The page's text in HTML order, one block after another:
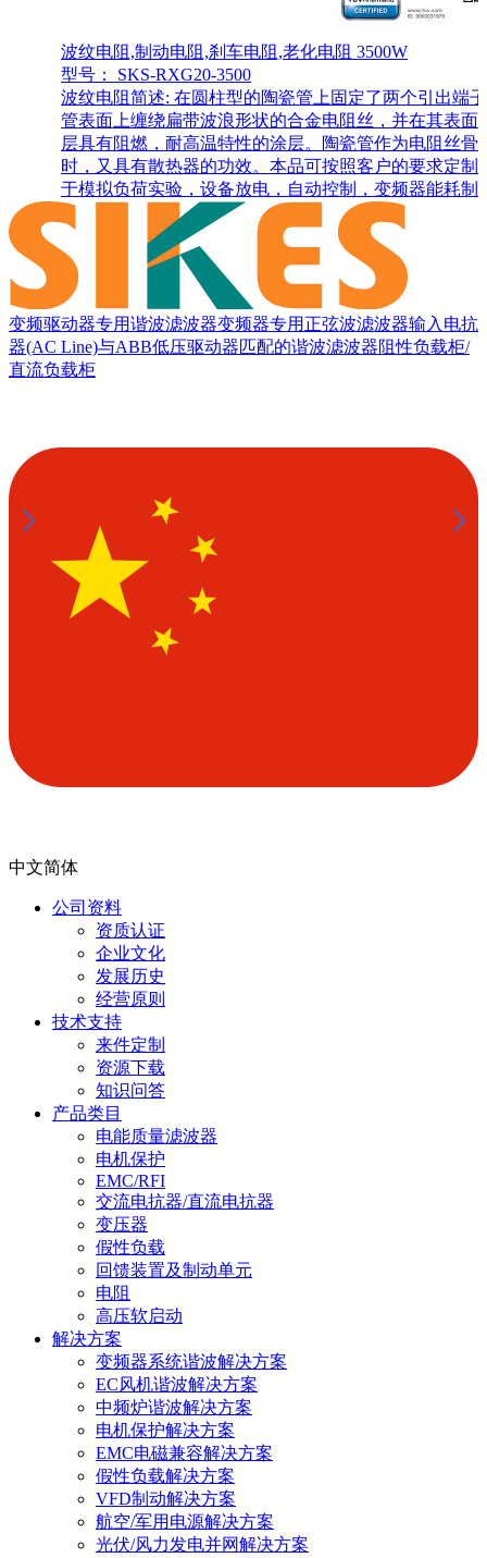
波纹电阻,制动电阻,刹车电阻,老化电阻 3500W
型号： SKS-RXG20-3500
波纹电阻简述: 在圆柱型的陶瓷管上固定了两个引出端
管表面上缠绕扁带波浪形状的合金电阻丝，并在其表面
层具有阻燃，耐高温特性的涂层。陶瓷管作为电阻丝骨
时，又具有散热器的功效。本品可按照客户的要求定制
于模拟负荷实验，设备放电，自动控制，变频器能耗制
变频驱动器专用谐波滤波器变频器专用正弦波滤波器输入电抗
器(AC Line)与ABB低压驱动器匹配的谐波滤波器阻性负载柜/
直流负载柜
中文简体
公司资料
资质认证
企业文化
发展历史
经营原则
技术支持
来件定制
资源下载
知识问答
产品类目
电能质量滤波器
电机保护
EMC/RFI
交流电抗器/直流电抗器
变压器
假性负载
回馈装置及制动单元
电阻
高压软启动
解决方案
变频器系统谐波解决方案
EC风机谐波解决方案
中频炉谐波解决方案
电机保护解决方案
EMC电磁兼容解决方案
假性负载解决方案
VFD制动解决方案
航空/军用电源解决方案
光伏/风力发电并网解决方案